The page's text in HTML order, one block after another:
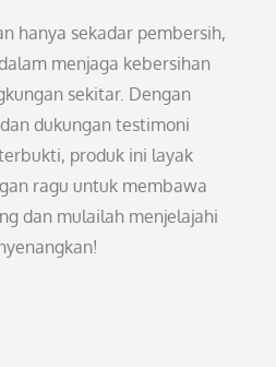
hanya sekadar pembersih,
menjaga kebersihan
sekitar. Dengan
dukungan testimoni
produk ini layak
ragu untuk membawa
dan mulailah menjelajahi